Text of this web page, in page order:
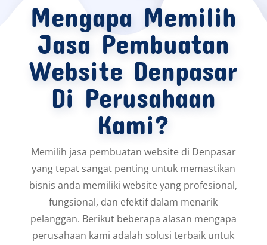
Mengapa Memilih
Jasa Pembuatan
Website Denpasar
Di Perusahaan
Kami?
Memilih jasa pembuatan website di Denpasar
yang tepat sangat penting untuk memastikan
bisnis anda memiliki website yang profesional,
fungsional, dan efektif dalam menarik
pelanggan. Berikut beberapa alasan mengapa
perusahaan kami adalah solusi terbaik untuk